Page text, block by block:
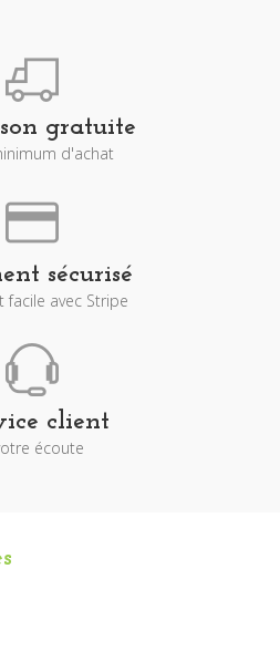
gratuite
d'achat
sécurisé
facile avec Stripe
client
écoute